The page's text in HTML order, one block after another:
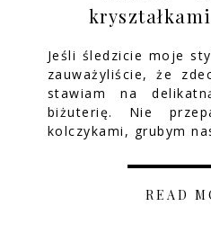
Jeśli śledzicie moje
zauważyliście, że
stawiam na
biżuterię. Nie
kolczykami, grubym
READ